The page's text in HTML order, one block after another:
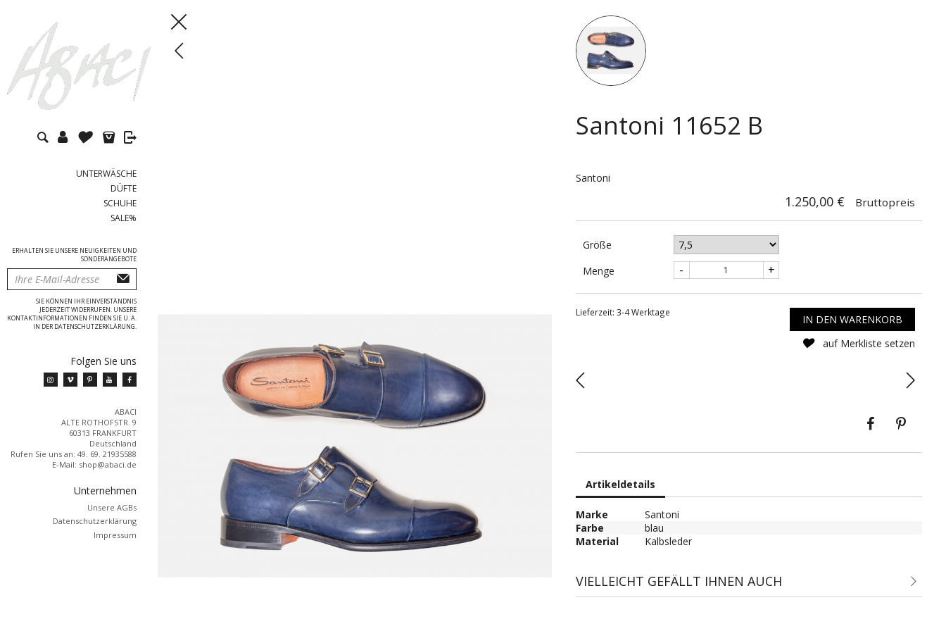
UNTERWÄSCHE
DÜFTE
SCHUHE
SALE%
ERHALTEN SIE UNSERE NEUIGKEITEN UND
SONDERANGEBOTE
SIE KÖNNEN IHR EINVERSTÄNDNIS
JEDERZEIT WIDERRUFEN. UNSERE
KONTAKTINFORMATIONEN FINDEN SIE U. A.
IN DER DATENSCHUTZERKLÄRUNG.
Folgen Sie uns
ABACI
ALTE ROTHOFSTR. 9
60313 FRANKFURT
Deutschland
Rufen Sie uns an: 49. 69. 21935588
E-Mail: shop@abaci.de
Unternehmen
Unsere AGBs
Datenschutzerklärung
Impressum
Startseite Schuhe
Santoni 11652 B
Santoni
1.250,00 € Bruttopreis
Größe
Menge
- +
Lieferzeit: 3-4 Werktage
IN DEN WARENKORB
auf Merkliste setzen
Teilen
Artikeldetails
Marke
Santoni
Farbe
blau
Material
Kalbsleder
VIELLEICHT GEFÄLLT IHNEN AUCH